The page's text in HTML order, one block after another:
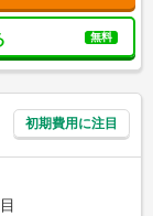
無料
初期費用に注目